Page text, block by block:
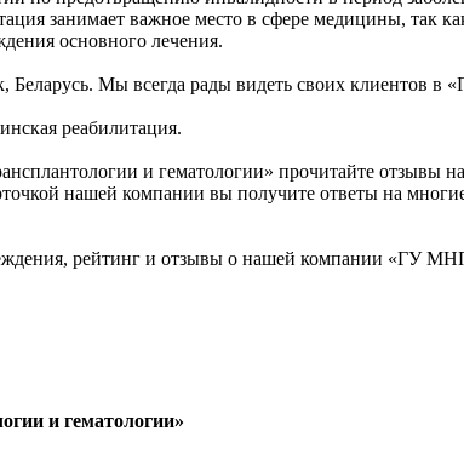
занимает важное место в сфере медицины, так
основного лечения.
Мы всегда рады видеть своих клиентов
реабилитация.
и гематологии» прочитайте отзывы
нашей компании вы получите ответы на
рейтинг и отзывы о нашей компании «ГУ
и гематологии»